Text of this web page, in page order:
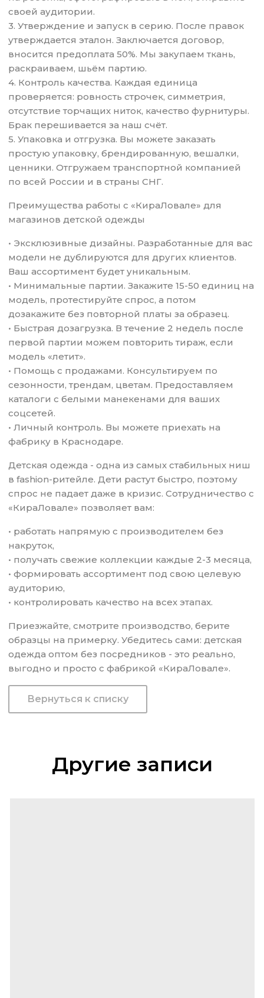
своей аудитории.
3. Утверждение и запуск в серию. После правок
утверждается эталон. Заключается договор,
вносится предоплата 50%. Мы закупаем ткань,
раскраиваем, шьём партию.
4. Контроль качества. Каждая единица
проверяется: ровность строчек, симметрия,
отсутствие торчащих ниток, качество фурнитуры.
Брак перешивается за наш счёт.
5. Упаковка и отгрузка. Вы можете заказать
простую упаковку, брендированную, вешалки,
ценники. Отгружаем транспортной компанией
по всей России и в страны СНГ.
Преимущества работы с «КираЛовале» для
магазинов детской одежды
• Эксклюзивные дизайны. Разработанные для вас
модели не дублируются для других клиентов.
Ваш ассортимент будет уникальным.
• Минимальные партии. Закажите 15-50 единиц на
модель, протестируйте спрос, а потом
дозакажите без повторной платы за образец.
• Быстрая дозагрузка. В течение 2 недель после
первой партии можем повторить тираж, если
модель «летит».
• Помощь с продажами. Консультируем по
сезонности, трендам, цветам. Предоставляем
каталоги с белыми манекенами для ваших
соцсетей.
• Личный контроль. Вы можете приехать на
фабрику в Краснодаре.
Детская одежда - одна из самых стабильных ниш
в fashion-ритейле. Дети растут быстро, поэтому
спрос не падает даже в кризис. Сотрудничество с
«КираЛовале» позволяет вам:
• работать напрямую с производителем без
накруток,
• получать свежие коллекции каждые 2-3 месяца,
• формировать ассортимент под свою целевую
аудиторию,
• контролировать качество на всех этапах.
Приезжайте, смотрите производство, берите
образцы на примерку. Убедитесь сами: детская
одежда оптом без посредников - это реально,
выгодно и просто с фабрикой «КираЛовале».
Вернуться к списку
Другие записи